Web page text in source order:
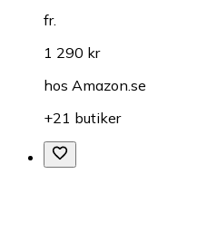
fr.
1 290 kr
hos Amazon.se
+21 butiker